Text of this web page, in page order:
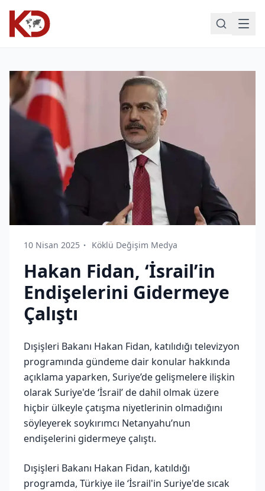
10 Nisan 2025 Köklü Değişim Medya
Hakan Fidan, ‘İsrail’in
Endişelerini Gidermeye
Çalıştı
Dışişleri Bakanı Hakan Fidan, katılıdığı televizyon
programında gündeme dair konular hakkında
açıklama yaparken, Suriye’de gelişmelere ilişkin
olarak Suriye'de ‘İsrail’ de dahil olmak üzere
hiçbir ülkeyle çatışma niyetlerinin olmadığını
söyleyerek soykırımcı Netanyahu’nun
endişelerini gidermeye çalıştı.
Dışişleri Bakanı Hakan Fidan, katıldığı
programda, Türkiye ile ‘İsrail'in Suriye'de sıcak